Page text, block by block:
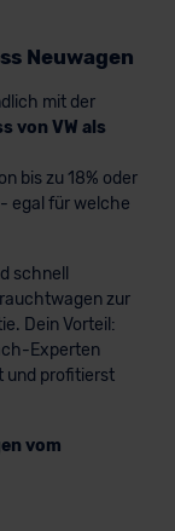
Neuwagen
mit der
von VW als
bis zu 18% oder
egal für welche
schnell
zur
Dein Vorteil:
Experten
und profitierst
vom